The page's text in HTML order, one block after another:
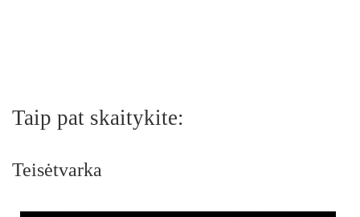
Taip pat skaitykite:
Teisėtvarka